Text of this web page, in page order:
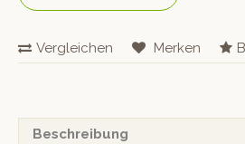
Vergleichen Merken
Beschreibung